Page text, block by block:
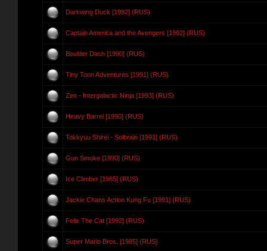
Darkwing Duck [1992] (RUS)
Captain America and the Avengers [1992] (RUS)
Boulder Dash [1990] (RUS)
Tiny Toon Adventures [1991] (RUS)
Zen - Intergalactic Ninja [1993] (RUS)
Heavy Barrel [1990] (RUS)
Tokkyuu Shirei - Solbrain [1991] (RUS)
Gun Smoke [1990] (RUS)
Ice Climber [1985] (RUS)
Jackie Chans Action Kung Fu [1991] (RUS)
Felix The Cat [1992] (RUS)
Super Mario Bros. [1985] (RUS)